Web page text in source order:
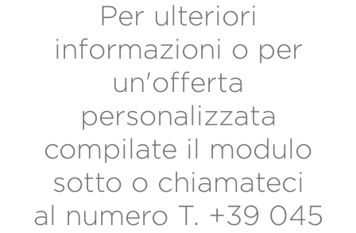
Per ulteriori
informazioni o per
un'offerta
personalizzata
compilate il modulo
sotto o chiamateci
al numero T. +39 045